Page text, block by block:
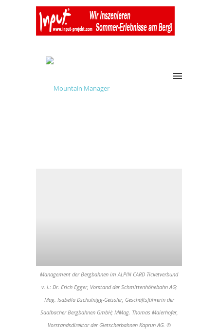
Management der Bergbahnen im ALPIN CARD Ticketverbund
v. l.: Dr. Erich Egger, Vorstand der Schmittenhöhebahn AG;
Mag. Isabella Dschulnigg-Geissler, Geschäftsführerin der
Saalbacher Bergbahnen GmbH; MMag. Thomas Maierhofer,
Vorstandsdirektor der Gletscherbahnen Kaprun AG. ©